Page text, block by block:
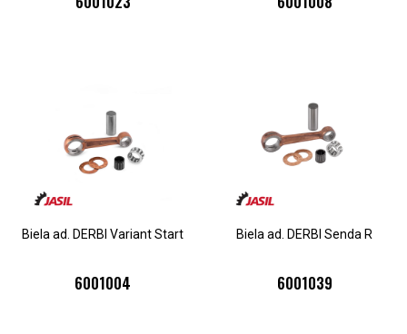
Biela ad. DERBI Variant Start
6001004
Biela ad. DERBI Senda R
6001039